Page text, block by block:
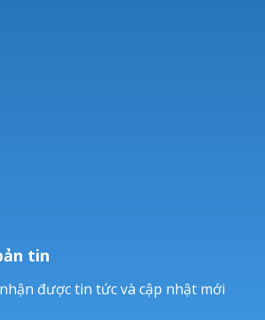
tin
được tin tức và cập nhật mới